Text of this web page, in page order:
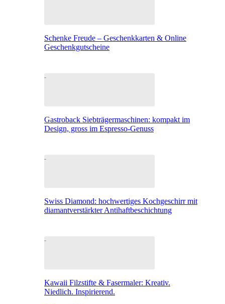
Schenke Freude – Geschenkkarten & Online
Geschenkgutscheine
Gastroback Siebträgermaschinen: kompakt im
Design, gross im Espresso-Genuss
Swiss Diamond: hochwertiges Kochgeschirr mit
diamantverstärkter Antihaftbeschichtung
Kawaii Filzstifte & Fasermaler: Kreativ.
Niedlich. Inspirierend.